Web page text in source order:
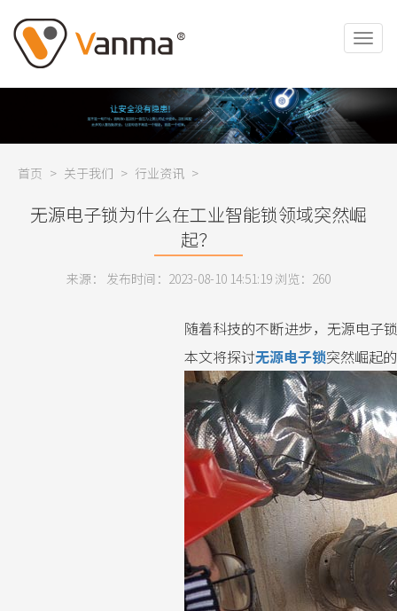
首页 > 关于我们 > 行业资讯 >
无源电子锁为什么在工业智能锁领域突然崛
起？
来源： 发布时间：2023-08-10 14:51:19 浏览： 260
随着科技的不断进步，无源电子
本文将探讨无源电子锁突然崛起